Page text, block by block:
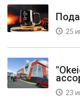
25
23